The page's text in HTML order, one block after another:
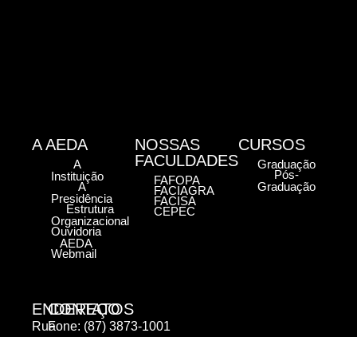
ENDEREÇO
Rua
CONTATOS
Fone: (87) 3873-1001
A AEDA
A
Instituição
A
Presidência
Estrutura
Organizacional
Ouvidoria
AEDA
Webmail
NOSSAS
FACULDADES
FAFOPA
FACIAGRA
FACISA
CEPEC
CURSOS
Graduação
Pós-
Graduação